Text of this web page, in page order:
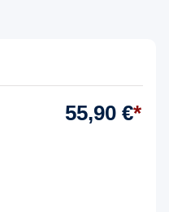
55,90 €*